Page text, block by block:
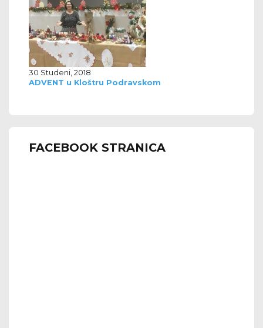
30 Studeni, 2018
ADVENT u Kloštru Podravskom
FACEBOOK STRANICA